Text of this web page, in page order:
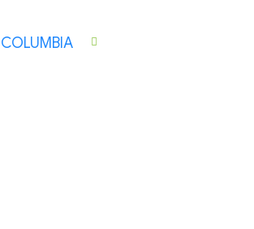
COLUMBIA